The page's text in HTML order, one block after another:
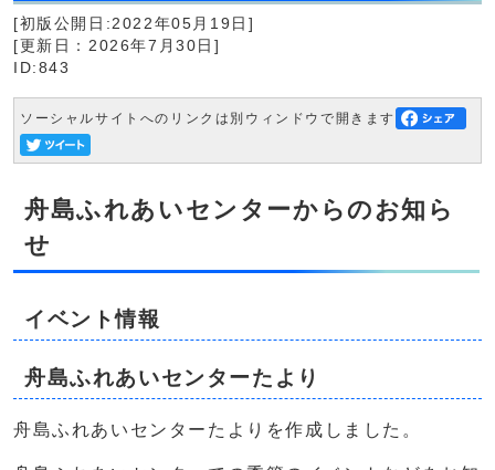
[初版公開日:2022年05月19日]
[更新日：2026年7月30日]
ID:843
ソーシャルサイトへのリンクは別ウィンドウで開きます
舟島ふれあいセンターからのお知ら
せ
イベント情報
舟島ふれあいセンターたより
舟島ふれあいセンターたよりを作成しました。